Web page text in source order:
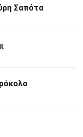
Σαπότα